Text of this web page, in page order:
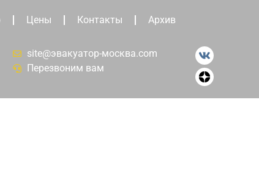
Цены Контакты Архив
site@эвакуатор-москва.com
Перезвоним вам